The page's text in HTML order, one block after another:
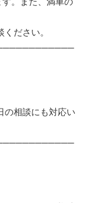
ださい。
の相談にも対応い